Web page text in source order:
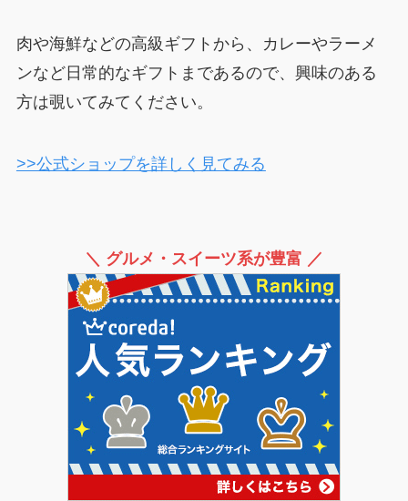
肉や海鮮などの高級ギフトから、カレーやラーメ
ンなど日常的なギフトまであるので、興味のある
方は覗いてみてください。
>>公式ショップを詳しく見てみる
＼ グルメ・スイーツ系が豊富 ／